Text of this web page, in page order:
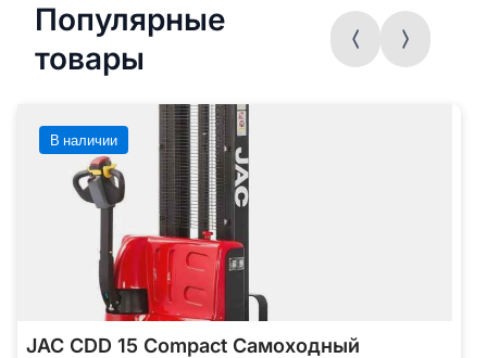
Популярные
товары
В наличии
JAC CDD 15 Compact Самоходный